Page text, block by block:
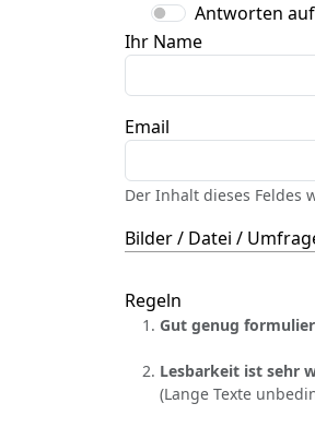
Antworten
Ihr Name
Email
Der Inhalt dieses Feldes
Bilder / Datei /
Regeln
Gut genug
Lesbarkeit ist sehr
(Lange Texte